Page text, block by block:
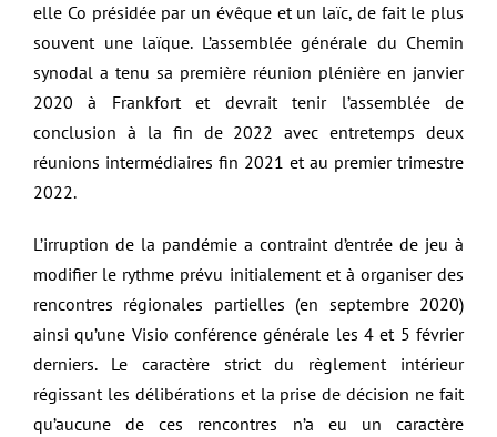
elle Co présidée par un évêque et un laïc, de fait le plus
souvent une laïque. L’assemblée générale du Chemin
synodal a tenu sa première réunion plénière en janvier
2020 à Frankfort et devrait tenir l’assemblée de
conclusion à la fin de 2022 avec entretemps deux
réunions intermédiaires fin 2021 et au premier trimestre
2022.
L’irruption de la pandémie a contraint d’entrée de jeu à
modifier le rythme prévu initialement et à organiser des
rencontres régionales partielles (en septembre 2020)
ainsi qu’une Visio conférence générale les 4 et 5 février
derniers. Le caractère strict du règlement intérieur
régissant les délibérations et la prise de décision ne fait
qu’aucune de ces rencontres n’a eu un caractère